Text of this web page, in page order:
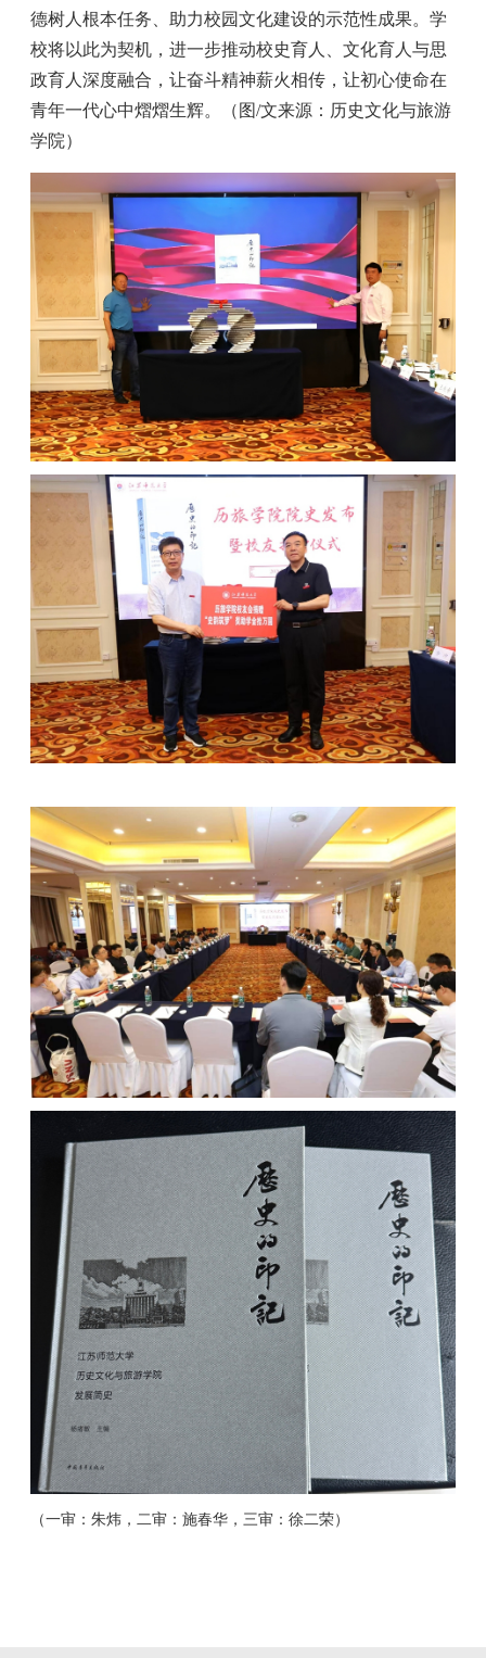
德树人根本任务、助力校园文化建设的示范性成果。学
校将以此为契机，进一步推动校史育人、文化育人与思
政育人深度融合，让奋斗精神薪火相传，让初心使命在
青年一代心中熠熠生辉。（图/文来源：历史文化与旅游
学院）
（一审：朱炜，二审：施春华，三审：徐二荣）